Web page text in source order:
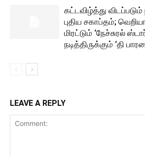
கட்டவிழ்த்து
புதிய சகாப்தம்;
மிரட்டும் ‘நேச்சுரல்
நடித்திருக்கும் ‘தி
LEAVE A REPLY